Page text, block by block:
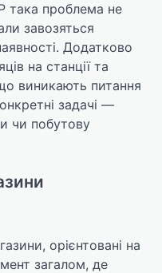
така проблема не
завозяться
Додатково
на станції та
виникають питання
задачі —
чи побутову
орієнтовані на
загалом, де